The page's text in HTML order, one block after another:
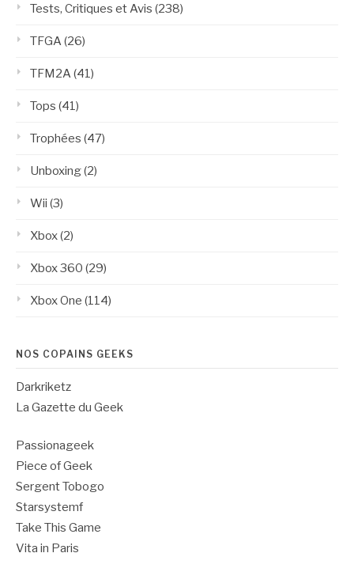
Tests, Critiques et Avis (238)
TFGA(26)
TFM2A(41)
Tops (41)
Trophées (47)
Unboxing(2)
Wii (3)
Xbox(2)
Xbox 360 (29)
Xbox One (114)
NOS COPAINS GEEKS
Darkriketz
La Gazette du Geek
Passionageek
Piece of Geek
Sergent Tobogo
Starsystemf
Take This Game
Vita in Paris